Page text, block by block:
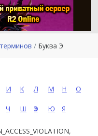
Буква Э
И К Л М Н О
Ч Ш Э Ю Я